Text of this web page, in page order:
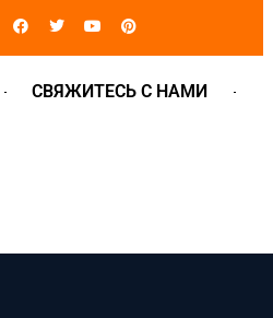
Facebook
TwitterYoutubePinterest
СВЯЖИТЕСЬ С НАМИ